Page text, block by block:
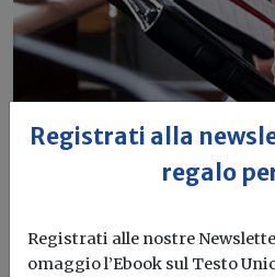
Registrati alla
regalo
Registrati alle nostre
omaggio l’Ebook sul Testo